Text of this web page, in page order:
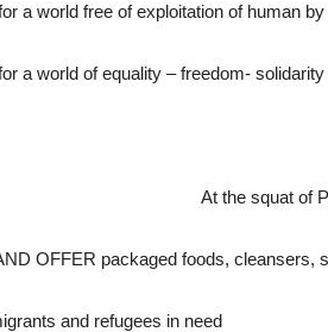
a world free of exploitation of human
a world of equality – freedom- solidarity
At the squat of
OFFER packaged foods, cleansers,
and refugees in need